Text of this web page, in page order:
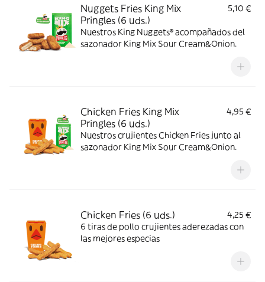
Nuggets Fries King Mix
Pringles (6 uds.)
5,10 €
Nuestros King Nuggets® acompañados del
sazonador King Mix Sour Cream&Onion.
Chicken Fries King Mix
Pringles (6 uds.)
4,95 €
Nuestros crujientes Chicken Fries junto al
sazonador King Mix Sour Cream&Onion.
Chicken Fries (6 uds.)
4,25 €
6 tiras de pollo crujientes aderezadas con
las mejores especias